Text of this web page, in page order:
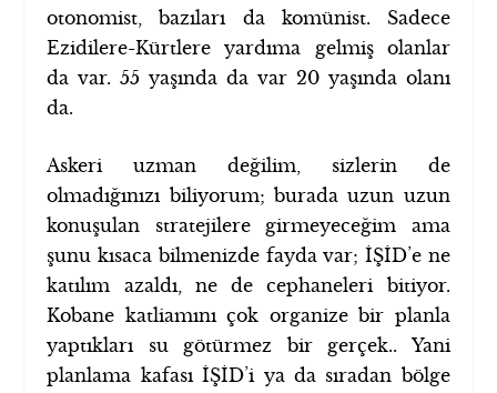
otonomist, bazıları da komünist. Sadece
Ezidilere-Kürtlere yardıma gelmiş olanlar
da var. 55 yaşında da var 20 yaşında olanı
da.
Askeri uzman değilim, sizlerin de
olmadığınızı biliyorum; burada uzun uzun
konuşulan stratejilere girmeyeceğim ama
şunu kısaca bilmenizde fayda var; İŞİD’e ne
katılım azaldı, ne de cephaneleri bitiyor.
Kobane katliamını çok organize bir planla
yaptıkları su götürmez bir gerçek.. Yani
planlama kafası İŞİD’i ya da sıradan bölge